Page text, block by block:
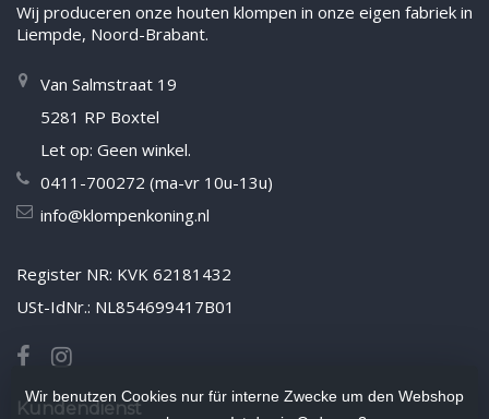
Wij produceren onze houten klompen in onze eigen fabriek in
Liempde, Noord-Brabant.
Van Salmstraat 19
5281 RP Boxtel
Let op: Geen winkel.
0411-700272 (ma-vr 10u-13u)
info@klompenkoning.nl
Register NR: KVK 62181432
USt-IdNr.: NL854699417B01
Kundendienst
Wir benutzen Cookies nur für interne Zwecke um den Webshop